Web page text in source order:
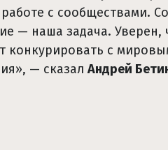
с сообществами.
— наша задача.
конкурировать с
— сказал Андрей